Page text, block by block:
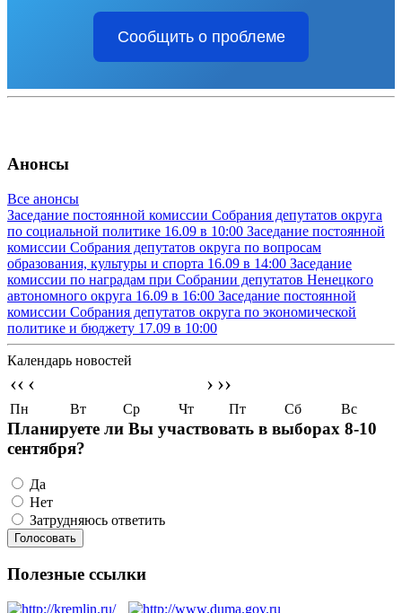
Сообщить о проблеме
Анонсы
Все анонсы
Заседание постоянной комиссии Собрания депутатов округа
по социальной политике 16.09 в 10:00 Заседание постоянной
комиссии Собрания депутатов округа по вопросам
образования, культуры и спорта 16.09 в 14:00 Заседание
комиссии по наградам при Собрании депутатов Ненецкого
автономного округа 16.09 в 16:00 Заседание постоянной
комиссии Собрания депутатов округа по экономической
политике и бюджету 17.09 в 10:00
Календарь новостей
‹‹ ‹ › ››
Пн Вт Ср Чт Пт Сб Вс
Планируете ли Вы участвовать в выборах 8-10
сентября?
Да
Нет
Затрудняюсь ответить
Полезные ссылки